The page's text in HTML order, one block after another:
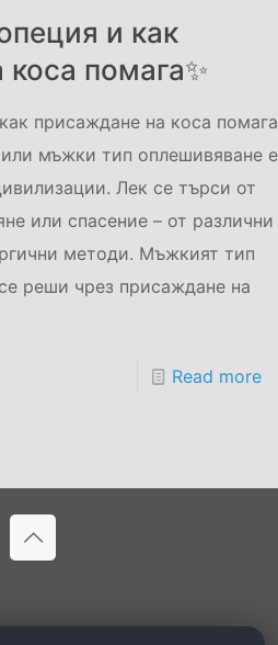
и как
помага✨
присаждане на коса помага
мъжки тип оплешивяване е
Лек се търси от
или спасение – от различни
методи. Мъжкият тип
реши чрез присаждане на
Read more